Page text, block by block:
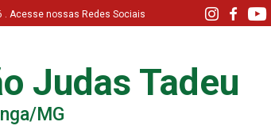
. Acesse nossas Redes Sociais
Judas Tadeu
MG